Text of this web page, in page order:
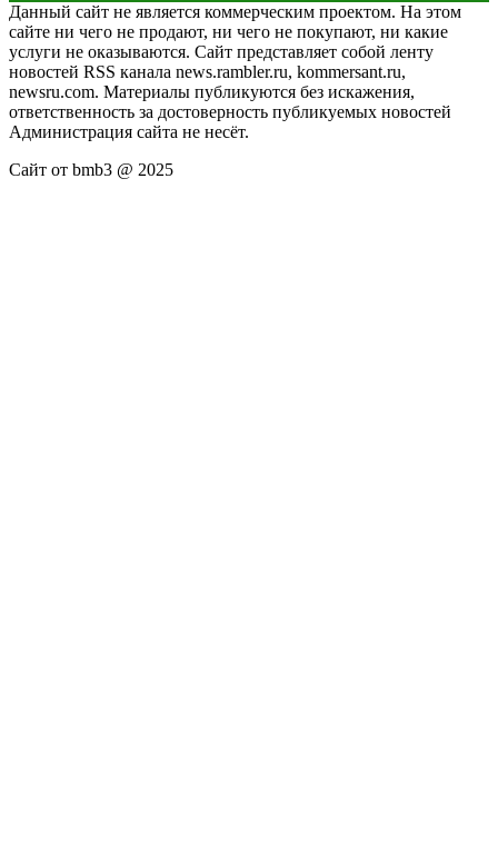
Данный сайт не является коммерческим проектом. На этом
сайте ни чего не продают, ни чего не покупают, ни какие
услуги не оказываются. Сайт представляет собой ленту
новостей RSS канала news.rambler.ru, kommersant.ru,
newsru.com. Материалы публикуются без искажения,
ответственность за достоверность публикуемых новостей
Администрация сайта не несёт.
Сайт от bmb3 @ 2025